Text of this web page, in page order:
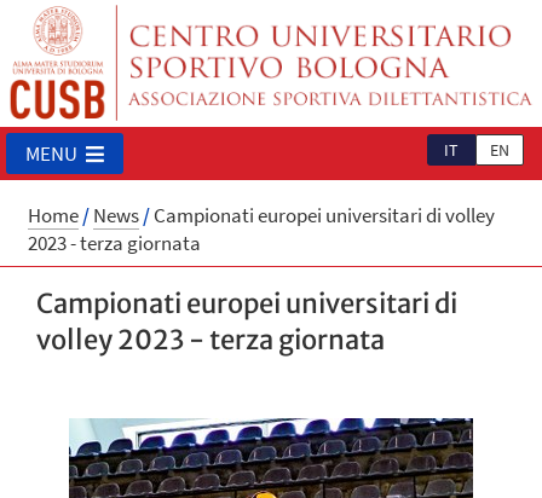
IT EN
MENU
Home/News/Campionati europei universitari di volley
2023 - terza giornata
Campionati europei universitari di
volley 2023 - terza giornata